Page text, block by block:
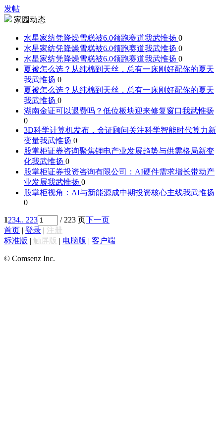
发帖
家园动态
水星家纺凭降燥雪糕被6.0领跑赛道我武惟扬 0
水星家纺凭降燥雪糕被6.0领跑赛道我武惟扬 0
水星家纺凭降燥雪糕被6.0领跑赛道我武惟扬 0
夏被怎么选？从纯棉到天丝，总有一床刚好配你的夏天
我武惟扬 0
夏被怎么选？从纯棉到天丝，总有一床刚好配你的夏天
我武惟扬 0
湖南金证可以退费吗？低位板块迎来修复窗口我武惟扬
0
3D科学计算机发布，金证顾问关注科学智能时代算力新
变量我武惟扬 0
股掌柜证券咨询聚焦锂电产业发展趋势与供需格局新变
化我武惟扬 0
股掌柜证券投资咨询有限公司：AI硬件需求增长带动产
业发展我武惟扬 0
股掌柜视角：AI与新能源成中期投资核心主线我武惟扬
0
1234.. 223 / 223 页下一页
首页 | 登录 | 注册
标准版 | 触屏版 | 电脑版 | 客户端
© Comsenz Inc.